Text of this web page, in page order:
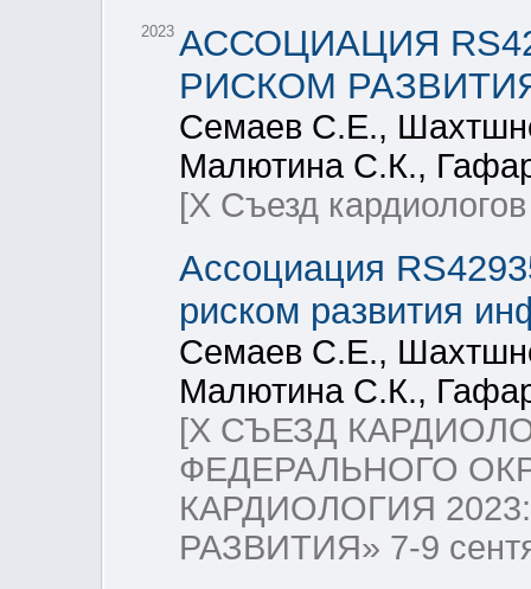
2023 АССОЦИАЦИЯ
РИСКОМ
Семаев С.Е.,
Малютина С.К.,
[Х Съезд
Ассоциация
риском развития
Семаев С.Е.,
Малютина С.К.,
[X СЪЕЗД
ФЕДЕРАЛЬНОГО
КАРДИОЛОГИЯ
РАЗВИТИЯ» 7-9